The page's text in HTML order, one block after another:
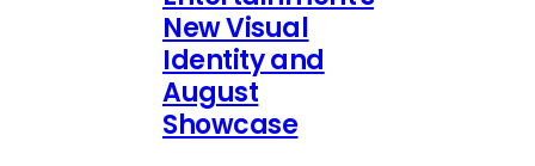
New Visual
Identity and
August
Showcase